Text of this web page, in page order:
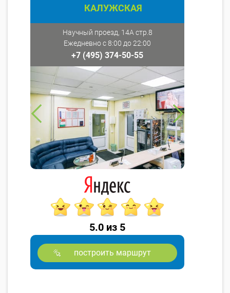
КАЛУЖСКАЯ
Научный проезд, 14А стр.8
Ежедневно с 8:00 до 22:00
+7 (495) 374-50-55
5.0 из 5
построить маршрут